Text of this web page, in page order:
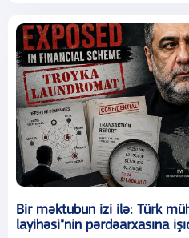
Bir məktubun izi ilə: Türk
layihəsi"nin pərdəarxasına